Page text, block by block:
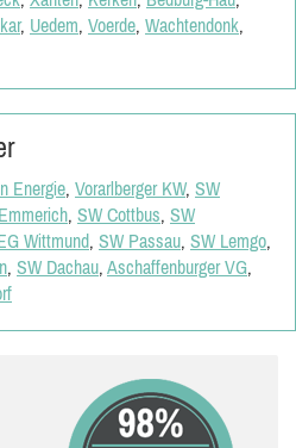
, Uedem, Voerde, Wachtendonk,
Energie, Vorarlberger KW, SW
, SW Cottbus, SW
Wittmund, SW Passau, SW Lemgo,
, SW Dachau, Aschaffenburger VG,